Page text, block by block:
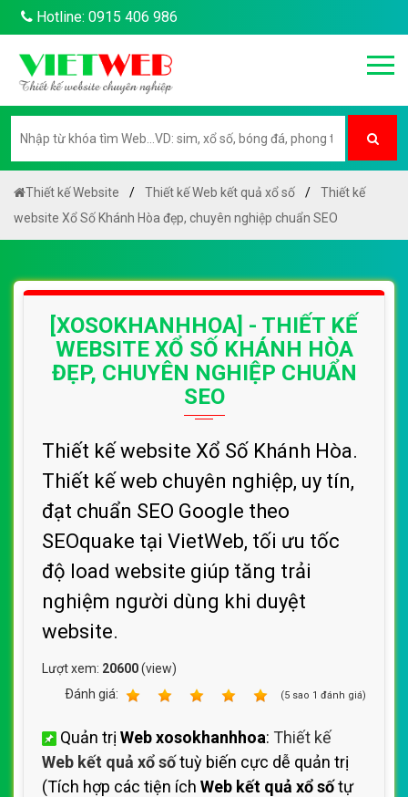
Hotline: 0915 406 986
Thiết kế Website Thiết kế Web kết quả xổ số
Thiết kế
website Xổ Số Khánh Hòa đẹp, chuyên nghiệp chuẩn SEO
[XOSOKHANHHOA] - THIẾT KẾ
WEBSITE XỔ SỐ KHÁNH HÒA
ĐẸP, CHUYÊN NGHIỆP CHUẨN
SEO
Thiết kế website Xổ Số Khánh Hòa.
Thiết kế web chuyên nghiệp, uy tín,
đạt chuẩn SEO Google theo
SEOquake tại VietWeb, tối ưu tốc
độ load website giúp tăng trải
nghiệm người dùng khi duyệt
website.
Lượt xem: 20600(view)
Ðánh giá:
(5 sao 1 đánh giá)
Quản trị Web xosokhanhhoa: Thiết kế
Web kết quả xổ sốtuỳ biến cực dễ quản trị
(Tích hợp các tiện ích Web kết quả xổ sốtự